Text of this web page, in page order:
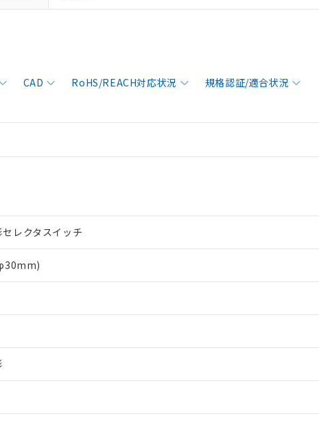
CAD RoHS/REACH対応状況 規格認証/適合状況
レクタスイッチ